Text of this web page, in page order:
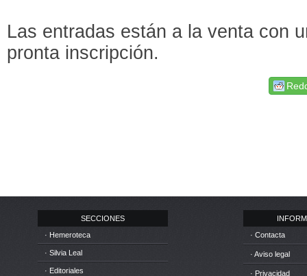
Las entradas están a la venta con
pronta inscripción.
SECCIONES
· Hemeroteca
· Silvia Leal
· Editoriales
· Contacta
· Aviso legal
· Privacidad